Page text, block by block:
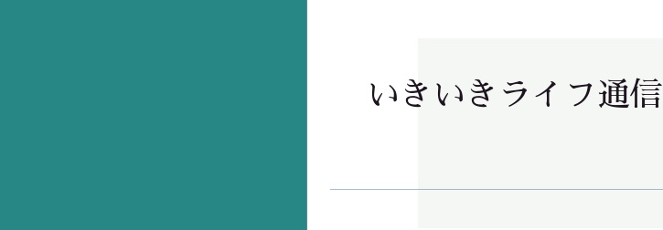
いきいきライフ通信